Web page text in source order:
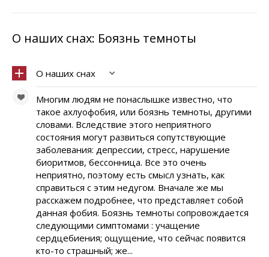
О наших снах: Боязнь темноты
О наших снах
Многим людям не понаслышке известно, что
такое ахлуофобия, или боязнь темноты, другими
словами. Вследствие этого неприятного
состояния могут развиться сопутствующие
заболевания: депрессии, стресс, нарушение
биоритмов, бессонница. Все это очень
неприятно, поэтому есть смысл узнать, как
справиться с этим недугом. Вначале же мы
расскажем подробнее, что представляет собой
данная фобия. Боязнь темноты сопровождается
следующими симптомами : учащение
сердцебиения; ощущение, что сейчас появится
кто-то страшный; же...